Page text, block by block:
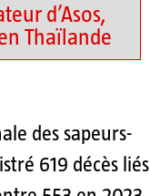
d’Asos,
Thaïlande
des sapeurs-
619 décès liés